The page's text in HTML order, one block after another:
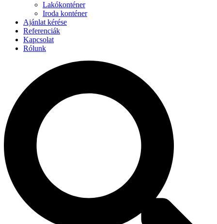
Lakókonténer
Iroda konténer
Ajánlat kérése
Referenciák
Kapcsolat
Rólunk